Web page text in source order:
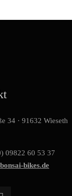
34 · 91632 Wieseth
09822 60 53 37
bikes.de